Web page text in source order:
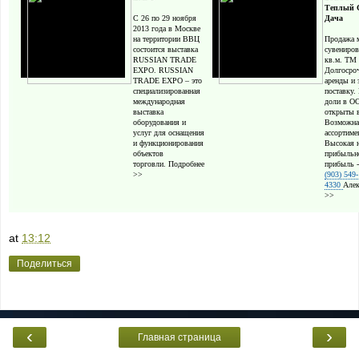
С 26 по 29 ноября
2013 года в Москве
на территории ВВЦ
состоится выставка
RUSSIAN TRADE
EXPO. RUSSIAN
TRADE EXPO – это
специализированная
международная
выставка
оборудования и
услуг для оснащения
и функционирования
объектов
торговли. Подробнее
>>
Теплый
Дача
Продажа
кв.м. ТМ
аренды и
доли в
открыты
Возможна
Высокая
прибыль
(903) 549-
4330
>>
at 13:12
Поделиться
‹ ›
Главная страница